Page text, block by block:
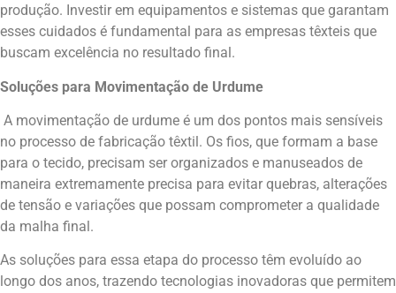
produção. Investir em equipamentos e sistemas que garantam
esses cuidados é fundamental para as empresas têxteis que
buscam excelência no resultado final.
Soluções para Movimentação de Urdume
A movimentação de urdume é um dos pontos mais sensíveis
no processo de fabricação têxtil. Os fios, que formam a base
para o tecido, precisam ser organizados e manuseados de
maneira extremamente precisa para evitar quebras, alterações
de tensão e variações que possam comprometer a qualidade
da malha final.
As soluções para essa etapa do processo têm evoluído ao
longo dos anos, trazendo tecnologias inovadoras que permitem